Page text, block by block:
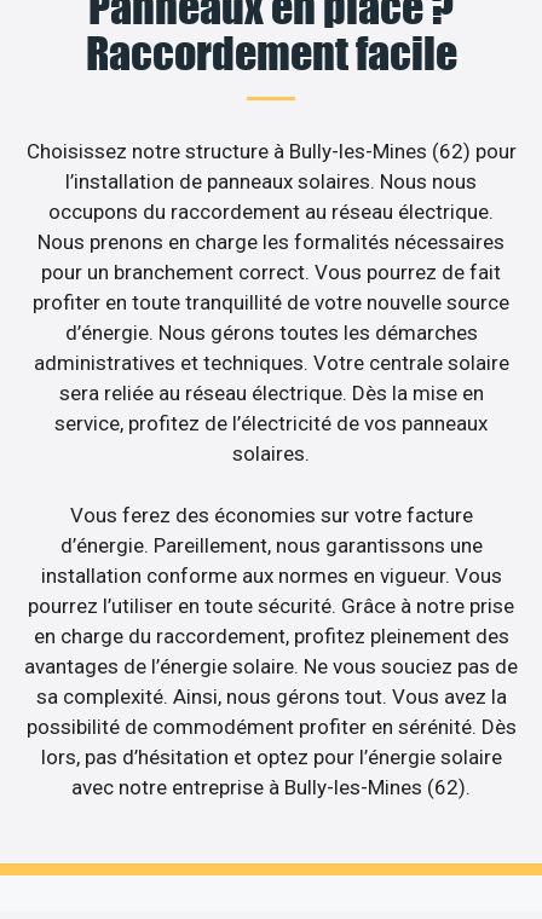
Raccordement facile
Choisissez notre structure à Bully-les-Mines (62) pour
l’installation de panneaux solaires. Nous nous
occupons du raccordement au réseau électrique.
Nous prenons en charge les formalités nécessaires
pour un branchement correct. Vous pourrez de fait
profiter en toute tranquillité de votre nouvelle source
d’énergie. Nous gérons toutes les démarches
administratives et techniques. Votre centrale solaire
sera reliée au réseau électrique. Dès la mise en
service, profitez de l’électricité de vos panneaux
solaires.
Vous ferez des économies sur votre facture
d’énergie. Pareillement, nous garantissons une
installation conforme aux normes en vigueur. Vous
pourrez l’utiliser en toute sécurité. Grâce à notre prise
en charge du raccordement, profitez pleinement des
avantages de l’énergie solaire. Ne vous souciez pas de
sa complexité. Ainsi, nous gérons tout. Vous avez la
possibilité de commodément profiter en sérénité. Dès
lors, pas d’hésitation et optez pour l’énergie solaire
avec notre entreprise à Bully-les-Mines (62).